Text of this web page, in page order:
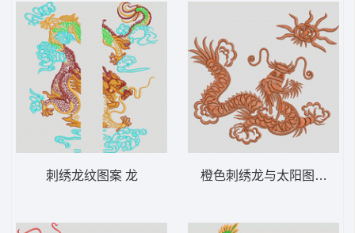
刺绣龙纹图案 龙 橙色刺绣龙与太阳图案 龙